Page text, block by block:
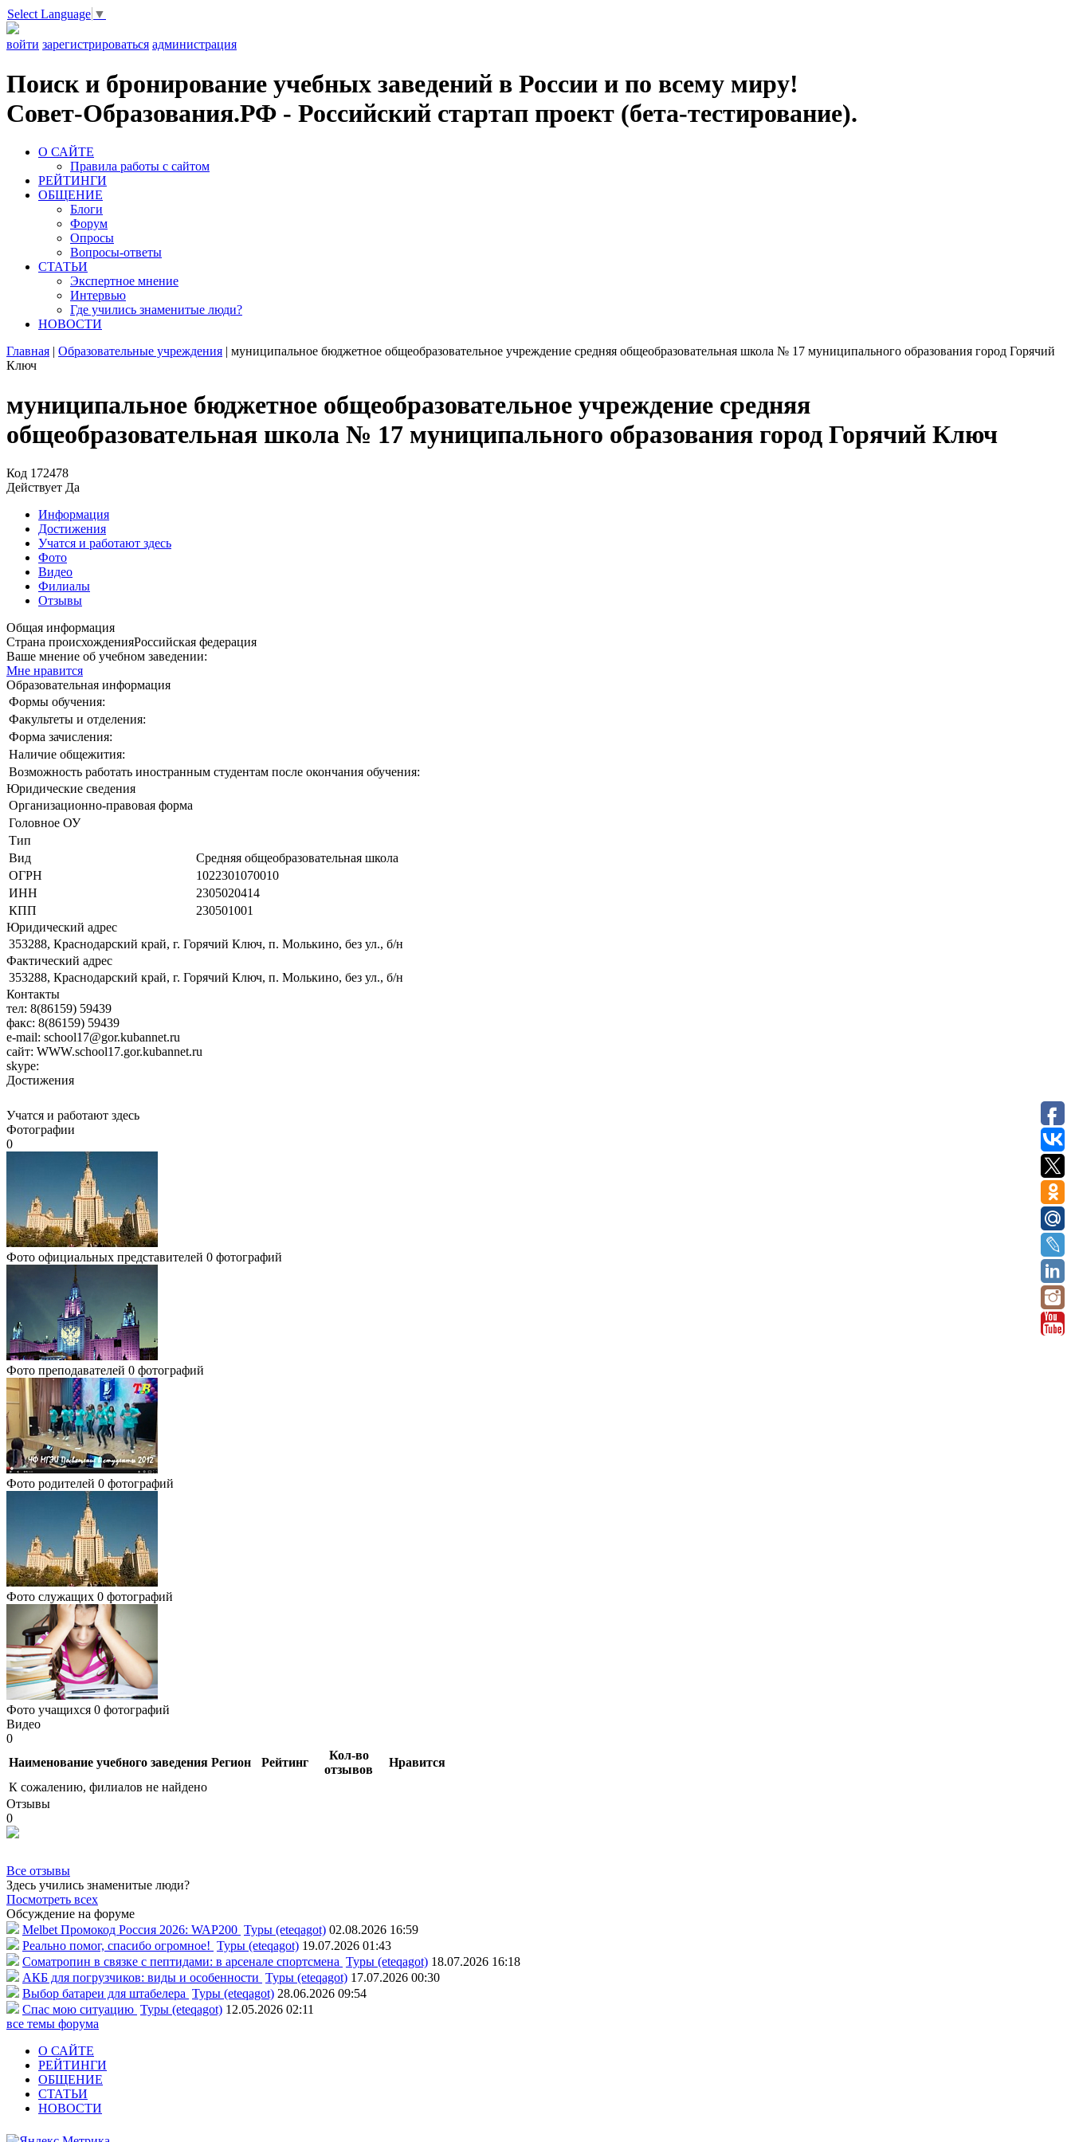
Select Language ▼
войти зарегистрироваться администрация
Поиск и бронирование учебных заведений в России и по всему миру!
Совет-Образования.РФ - Российский стартап проект (бета-тестирование).
О САЙТЕ
Правила работы с сайтом
РЕЙТИНГИ
ОБЩЕНИЕ
Блоги
Форум
Опросы
Вопросы-ответы
СТАТЬИ
Экспертное мнение
Интервью
Где учились знаменитые люди?
НОВОСТИ
Главная | Образовательные учреждения | муниципальное бюджетное общеобразовательное учреждение средняя общеобразовательная школа № 17 муниципального образования город Горячий
Ключ
муниципальное бюджетное общеобразовательное учреждение средняя
общеобразовательная школа № 17 муниципального образования город Горячий Ключ
Код 172478
Действует Да
Информация
Достижения
Учатся и работают здесь
Фото
Видео
Филиалы
Отзывы
Общая информация
Страна происхожденияРоссийская федерация
Ваше мнение об учебном заведении:
Мне нравится
Образовательная информация
Формы обучения:
Факультеты и отделения:
Форма зачисления:
Наличие общежития:
Возможность работать иностранным студентам после окончания обучения:
Юридические сведения
Организационно-правовая форма
Головное ОУ
Тип
Вид
Средняя общеобразовательная школа
ОГРН
1022301070010
ИНН
2305020414
КПП
230501001
Юридический адрес
353288, Краснодарский край, г. Горячий Ключ, п. Молькино, без ул., б/н
Фактический адрес
353288, Краснодарский край, г. Горячий Ключ, п. Молькино, без ул., б/н
Контакты
тел: 8(86159) 59439
факс: 8(86159) 59439
e-mail: school17@gor.kubannet.ru
сайт: WWW.school17.gor.kubannet.ru
skype:
Достижения
Учатся и работают здесь
Фотографии
0
Фото официальных представителей 0 фотографий
Фото преподавателей 0 фотографий
Фото родителей 0 фотографий
Фото служащих 0 фотографий
Фото учащихся 0 фотографий
Видео
0
Наименование учебного заведения Регион Рейтинг
Кол-во
отзывов
Нравится
К сожалению, филиалов не найдено
Отзывы
0
Все отзывы
Здесь учились знаменитые люди?
Посмотреть всех
Обсуждение на форуме
Melbet Промокод Россия 2026: WAP200 Туры (eteqagot) 02.08.2026 16:59
Реально помог, спасибо огромное! Туры (eteqagot) 19.07.2026 01:43
Соматропин в связке с пептидами: в арсенале спортсмена Туры (eteqagot) 18.07.2026 16:18
АКБ для погрузчиков: виды и особенности Туры (eteqagot) 17.07.2026 00:30
Выбор батареи для штабелера Туры (eteqagot) 28.06.2026 09:54
Спас мою ситуацию Туры (eteqagot) 12.05.2026 02:11
все темы форума
О САЙТЕ
РЕЙТИНГИ
ОБЩЕНИЕ
СТАТЬИ
НОВОСТИ